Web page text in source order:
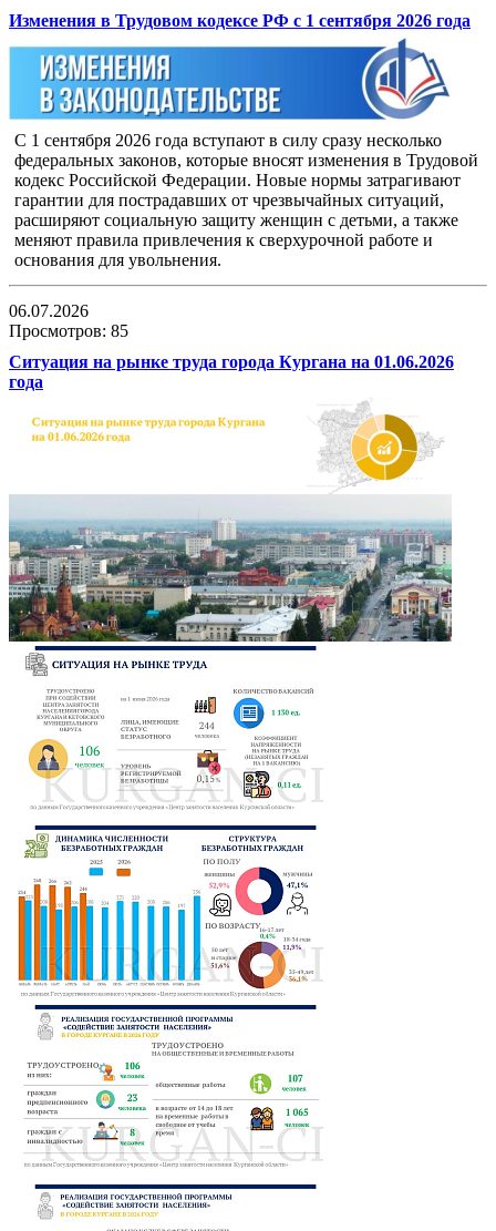
Изменения в Трудовом кодексе РФ с 1 сентября 2026 года
С 1 сентября 2026 года вступают в силу сразу несколько
федеральных законов, которые вносят изменения в Трудовой
кодекс Российской Федерации. Новые нормы затрагивают
гарантии для пострадавших от чрезвычайных ситуаций,
расширяют социальную защиту женщин с детьми, а также
меняют правила привлечения к сверхурочной работе и
основания для увольнения.
06.07.2026
Просмотров: 85
Ситуация на рынке труда города Кургана на 01.06.2026
года